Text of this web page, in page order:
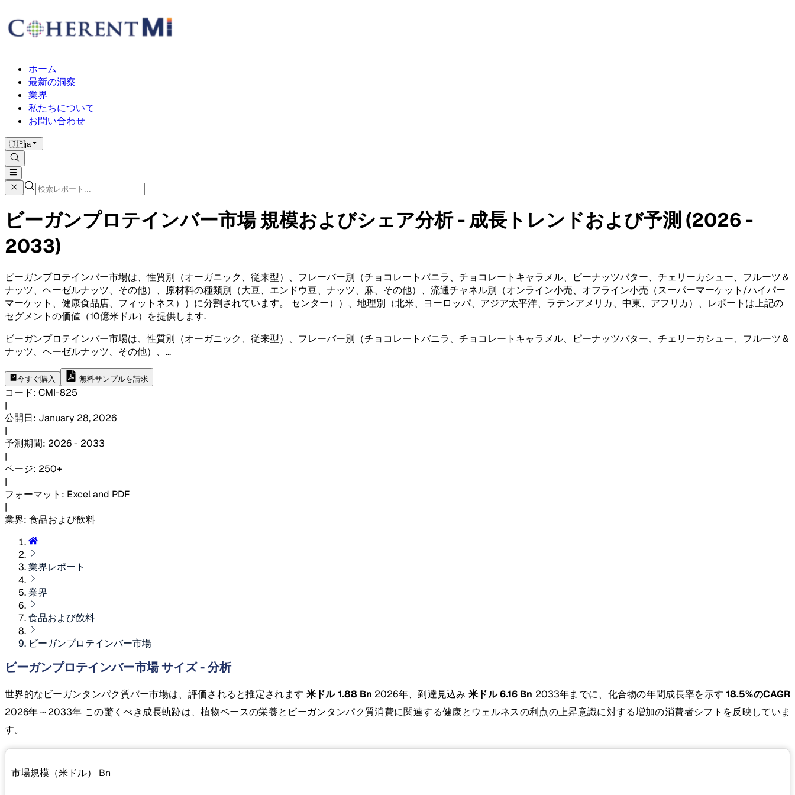
ホーム
最新の洞察
業界
私たちについて
お問い合わせ
🇯🇵ja
ビーガンプロテインバー市場 規模およびシェア分析 - 成長トレンドおよび予測 (2026 -
2033)
ビーガンプロテインバー市場は、性質別（オーガニック、従来型）、フレーバー別（チョコレートバニラ、チョコレートキャラメル、ピーナッツバター、チェリーカシュー、フルーツ＆
ナッツ、ヘーゼルナッツ、その他）、原材料の種類別（大豆、エンドウ豆、ナッツ、麻、その他）、流通チャネル別（オンライン小売、オフライン小売（スーパーマーケット/ハイパー
マーケット、健康食品店、フィットネス））に分割されています。 センター））、地理別（北米、ヨーロッパ、アジア太平洋、ラテンアメリカ、中東、アフリカ）、レポートは上記の
セグメントの価値（10億米ドル）を提供します.
ビーガンプロテインバー市場は、性質別（オーガニック、従来型）、フレーバー別（チョコレートバニラ、チョコレートキャラメル、ピーナッツバター、チェリーカシュー、フルーツ＆
ナッツ、ヘーゼルナッツ、その他）、 ...
今すぐ購入 無料サンプルを請求
コード: CMI-825
|
公開日: January 28, 2026
|
予測期間: 2026 - 2033
|
ページ: 250+
|
フォーマット : Excel and PDF
|
業界: 食品および飲料
業界レポート
業界
食品および飲料
ビーガンプロテインバー市場
ビーガンプロテインバー市場 サイズ - 分析
世界的なビーガンタンパク質バー市場は、評価されると推定されます 米ドル 1.88 Bn 2026年、到達見込み 米ドル 6.16 Bn 2033年までに、化合物の年間成長率を示す18.5%のCAGR
2026年～2033年 この驚くべき成長軌跡は、植物ベースの栄養とビーガンタンパク質消費に関連する健康とウェルネスの利点の上昇意識に対する増加の消費者シフトを反映していま
す。
市場規模（米ドル） Bn